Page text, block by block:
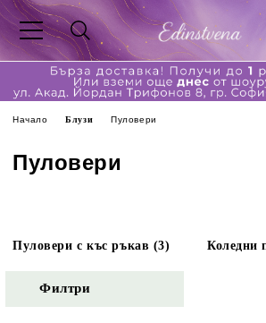
Начало Блузи Пуловери
Пуловери
Пуловери с къс ръкав (3) Коледни
Филтри